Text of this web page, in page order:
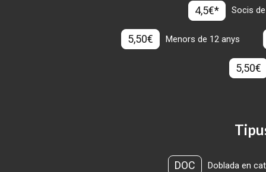
4,5€* Socis
5,50€ Menors de 12 anys
5,50€
DOC Doblada en